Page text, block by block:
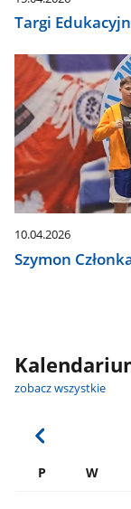
Targi
10.04.2026
Szymon
zobacz wszystkie
P W